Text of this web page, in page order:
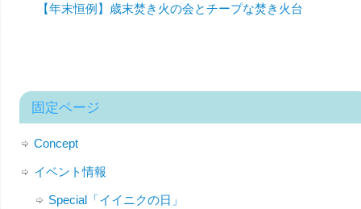
【年末恒例】歳末焚き火の会とチープな焚き火台
固定ページ
Concept
イベント情報
Special「イイニクの日」